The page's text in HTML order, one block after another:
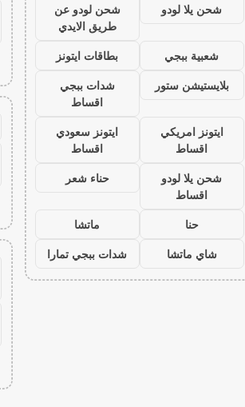
شحن يلا لودو
شحن لودو عن
طريق الايدي
شعبية ببجي
بطاقات ايتونز
بلايستيشن ستور
شدات ببجي
اقساط
ايتونز امريكي
اقساط
ايتونز سعودي
اقساط
شحن يلا لودو
اقساط
حناء شعر
حنا
ماتشا
شاي ماتشا
شدات ببجي تمارا